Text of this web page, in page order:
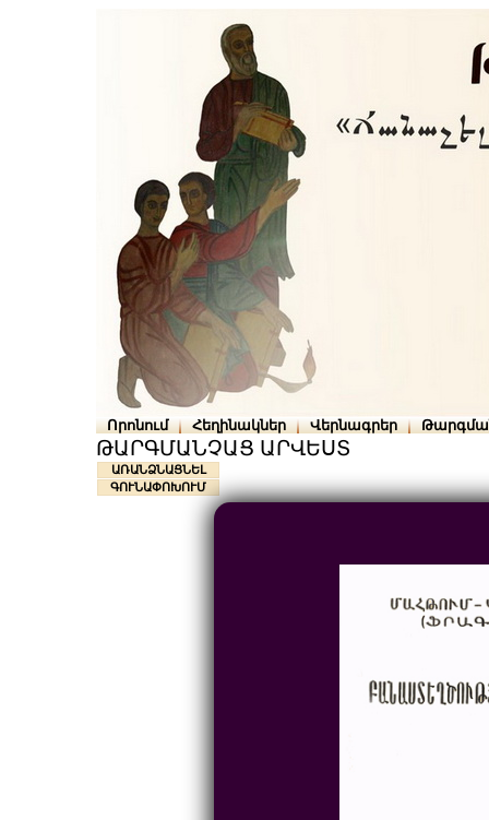
Որոնում Հեղինակներ Վերնագրեր
ԹԱՐԳՄԱՆՉԱՑ ԱՐՎԵՍՏ
ԱՌԱՆՁՆԱՑՆԵԼ
ԳՈՒՆԱՓՈԽՈՒՄ